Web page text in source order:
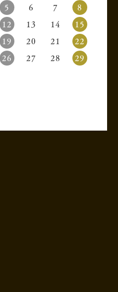
5 6 7
8
12 13 14
15
19 20 21
22
26 27 28
29